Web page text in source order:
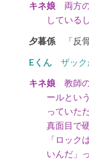
両方
している
「反
ザッ
教師
ールとい
っていた
真面目で
「ロック
いんだ」